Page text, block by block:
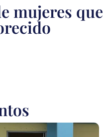
mujeres que